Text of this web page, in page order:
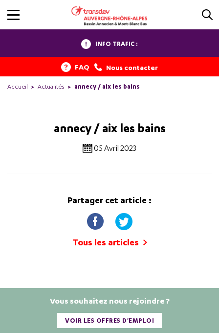
INFO TRAFIC :
FAQ Nous contacter
Accueil Actualités annecy / aix les bains
annecy / aix les bains
05 Avril 2023
Partager cet article :
Tous les articles
Vous souhaitez nous rejoindre ?
VOIR LES OFFRES D'EMPLOI